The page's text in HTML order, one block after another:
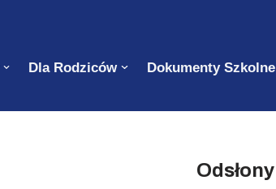
Dla Rodziców Dokumenty Szkolne
Odsłony